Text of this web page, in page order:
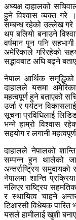
अध्यक्ष दाहालको
हुने विश्वास व्यक्त गरे
सम्बन्ध रहेको उल्लेख गरे
थप बलियो बनाउने
वर्षमान पुन पनि
अमेरिकाले गरिरहेको
सद्भावबाट अघि बढ्ने
नेपाल आर्थिक
दाहालले यसमा
महत्वपूर्ण हुने बताएको
उर्जा र पर्यटन
सूचना प्रविधिलाई
भन्ने हाम्रो विश्वास
सहयोग र लगानी
दाहालले नेपालको
सम्पन्न हुन थालेको
अन्तर्राष्ट्रिय
नेपालमा शान्ति
नलिएर राष्ट्रिय
र स्थायित्व चाहने
टिआरसी विधेयक पारित
यसले हामीलाई खुशी